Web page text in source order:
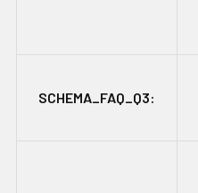
SCHEMA_FAQ_Q3: